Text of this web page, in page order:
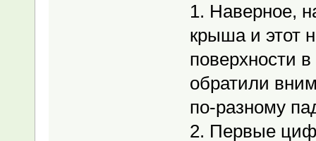
1. Наверное,
крыша и этот
поверхности
обратили
по-разному
2. Первые